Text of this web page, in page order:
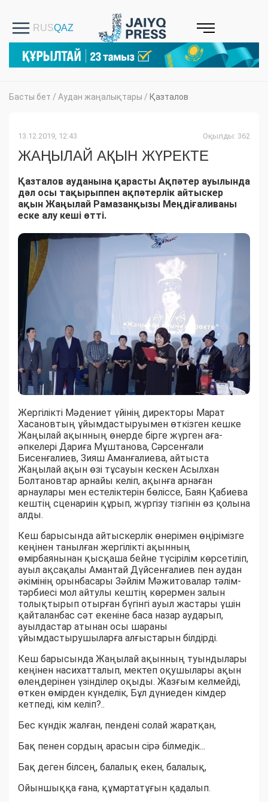
Басты бет / Аудан жаңалықтары / Қазталов
13.12.2019, 12:43 Оқылды: 362
ЖАҢЫЛАЙ АҚЫН ЖҮРЕКТЕ
Қазталов ауданына қарасты Ақпәтер ауылында
дәл осы тақырыппен ақпәтерлік айтыскер
ақын Жаңылай Рамазанқызы Меңдіғаливаны
еске алу кеші өтті.
Жергілікті Мәдениет үйінің директоры Марат
Хасановтың ұйымдастыруымен өткізген кешке
Жаңылай ақынның өнерде бірге жүрген аға-
әпкелері Дариға Мұштанова, Сәрсенғали
Бисенғалиев, Зияш Аманғалиева, айтыста
Жаңылай ақын өзі тұсауын кескен Асылхан
Болтановтар арнайы келіп, ақынға арнаған
арнаулары мен естеліктерін бөліссе, Баян Қабиева
кештің сценариін құрып, жүргізу тізгінін өз қолына
алды.
Кеш барысында айтыскерлік өнерімен өңірімізге
кеңінен танылған жергілікті ақынның
өмірбаянынан қысқаша бейне түсірілім көрсетіліп,
ауыл ақсақалы Амантай Дүйсенғалиев пен аудан
әкімінің орынбасары Зәйлім Мәжитовалар тәлім-
тәрбиесі мол айтулы кештің көрермен залын
толықтырып отырған бүгінгі ауыл жастары үшін
қайталанбас сәт екеніне баса назар аударып,
ауылдастар атынан осы шараны
ұйымдастырушыларға алғыстарын білдірді.
Кеш барысында Жаңылай ақынның туындылары
кеңінен насихатталып, мектеп оқушылары ақын
өлеңдерінен үзінділер оқыды. Жазғым келмейді,
өткен өмірден күнделік, Бұл дүниеден кімдер
кетпеді, кім келіп?..
Бес күндік жалған, пендені солай жаратқан,
Бақ пенен сордың арасын сірә білмедік...
Бақ деген білсең, балалық екен, балалық,
Ойыншыққа ғана, құмартатұғын қадалып.